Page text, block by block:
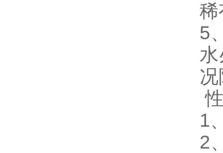
稀
5
1
2